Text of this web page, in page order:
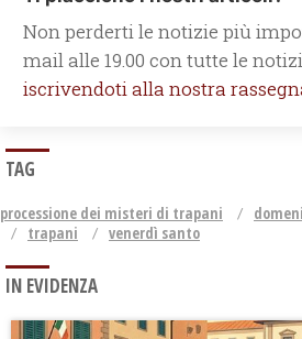
Non perderti le notizie più
mail alle 19.00 con tutte le
iscrivendoti alla nostra
TAG
processione dei misteri di trapani
trapani
venerdì santo
IN EVIDENZA